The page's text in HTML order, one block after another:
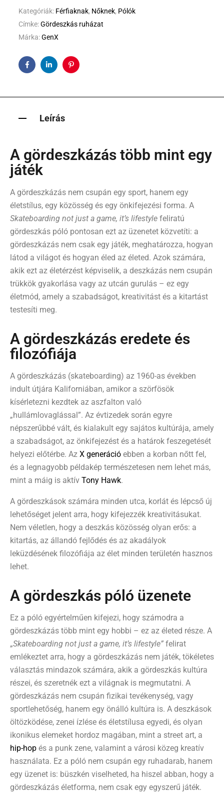
Kategóriák: Férfiaknak, Nőknek, Pólók
Címke:Gördeszkás ruházat
Márka:GenX
FacebookLinkedinPinterest
Leírás
A gördeszkázás több mint egy
játék
A gördeszkázás nem csupán egy sport, hanem egy
életstílus, egy közösség és egy önkifejezési forma. A
Skateboarding not just a game, it’s lifestyle feliratú
gördeszkás póló pontosan ezt az üzenetet közvetíti: a
gördeszkázás nem csak egy játék, meghatározza, hogyan
látod a világot és hogyan éled az életed. Azok számára,
akik ezt az életérzést képviselik, a deszkázás nem csupán
trükkök gyakorlása vagy az utcán gurulás – ez egy
életmód, amely a szabadságot, kreativitást és a kitartást
testesíti meg.
A gördeszkázás eredete és
filozófiája
A gördeszkázás (skateboarding) az 1960-as években
indult útjára Kaliforniában, amikor a szörfösök
kísérletezni kezdtek az aszfalton való
„hullámlovaglással”. Az évtizedek során egyre
népszerűbbé vált, és kialakult egy sajátos kultúrája, amely
a szabadságot, az önkifejezést és a határok feszegetését
helyezi előtérbe. Az X generáció ebben a korban nőtt fel,
és a legnagyobb példakép természetesen nem lehet más,
mint a máig is aktív Tony Hawk.
A gördeszkások számára minden utca, korlát és lépcső új
lehetőséget jelent arra, hogy kifejezzék kreativitásukat.
Nem véletlen, hogy a deszkás közösség olyan erős: a
kitartás, az állandó fejlődés és az akadályok
leküzdésének filozófiája az élet minden területén hasznos
lehet.
A gördeszkás póló üzenete
Ez a póló egyértelműen kifejezi, hogy számodra a
gördeszkázás több mint egy hobbi – ez az életed része. A
„Skateboarding not just a game, it’s lifestyle” felirat
emlékeztet arra, hogy a gördeszkázás nem játék, tökéletes
választás mindazok számára, akik a gördeszkás kultúra
részei, és szeretnék ezt a világnak is megmutatni. A
gördeszkázás nem csupán fizikai tevékenység, vagy
sportlehetőség, hanem egy önálló kultúra is. A deszkások
öltözködése, zenei ízlése és életstílusa egyedi, és olyan
ikonikus elemeket hordoz magában, mint a street art, a
hip-hop és a punk zene, valamint a városi közeg kreatív
használata. Ez a póló nem csupán egy ruhadarab, hanem
egy üzenet is: büszkén viselheted, ha hiszel abban, hogy a
gördeszkázás életforma, nem csak egy egyszerű játék.